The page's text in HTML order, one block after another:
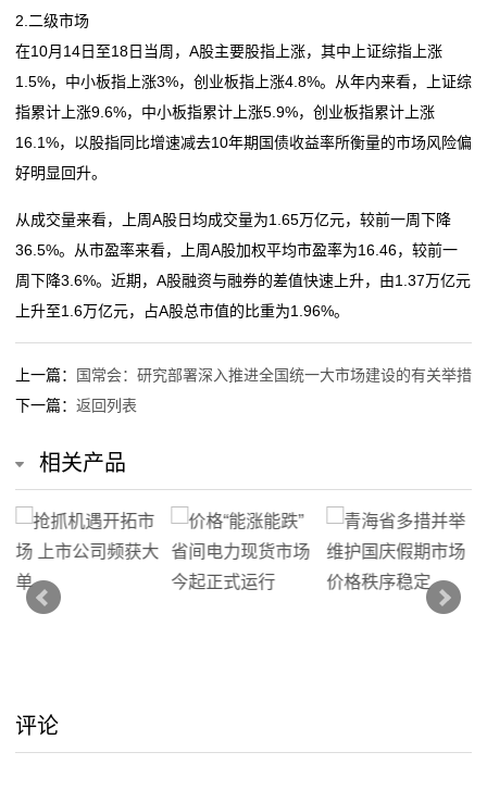
2.二级市场
在10月14日至18日当周，A股主要股指上涨，其中上证综指上涨
1.5%，中小板指上涨3%，创业板指上涨4.8%。从年内来看，上证综
指累计上涨9.6%，中小板指累计上涨5.9%，创业板指累计上涨
16.1%，以股指同比增速减去10年期国债收益率所衡量的市场风险偏
好明显回升。
从成交量来看，上周A股日均成交量为1.65万亿元，较前一周下降
36.5%。从市盈率来看，上周A股加权平均市盈率为16.46，较前一
周下降3.6%。近期，A股融资与融券的差值快速上升，由1.37万亿元
上升至1.6万亿元，占A股总市值的比重为1.96%。
上一篇：
国常会：研究部署深入推进全国统一大市场建设的有关举措
下一篇： 返回列表
相关产品
评论